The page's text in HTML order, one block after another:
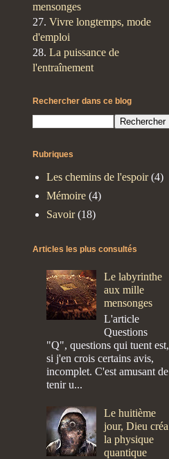
mensonges
27. Vivre longtemps, mode
d'emploi
28. La puissance de
l'entraînement
Rechercher dans ce blog
Rubriques
Les chemins de l'espoir (4)
Mémoire (4)
Savoir (18)
Articles les plus consultés
Le labyrinthe
aux mille
mensonges
L'article
Questions
"Q", questions qui tuent est,
si j'en crois certains avis,
incomplet. C'est amusant de
tenir u...
Le huitième
jour, Dieu créa
la physique
quantique